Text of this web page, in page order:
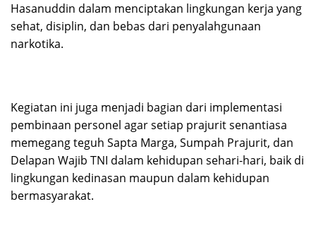
Hasanuddin dalam menciptakan lingkungan kerja yang
sehat, disiplin, dan bebas dari penyalahgunaan
narkotika.
Kegiatan ini juga menjadi bagian dari implementasi
pembinaan personel agar setiap prajurit senantiasa
memegang teguh Sapta Marga, Sumpah Prajurit, dan
Delapan Wajib TNI dalam kehidupan sehari-hari, baik di
lingkungan kedinasan maupun dalam kehidupan
bermasyarakat.